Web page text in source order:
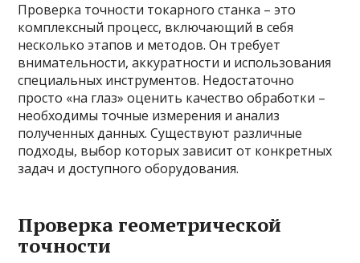
Проверка точности токарного станка – это
комплексный процесс, включающий в себя
несколько этапов и методов. Он требует
внимательности, аккуратности и использования
специальных инструментов. Недостаточно
просто «на глаз» оценить качество обработки –
необходимы точные измерения и анализ
полученных данных. Существуют различные
подходы, выбор которых зависит от конкретных
задач и доступного оборудования.
Проверка геометрической
точности